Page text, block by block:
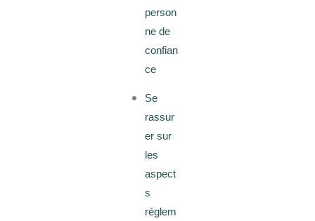
person
ne de
confian
ce
Se
rassur
er sur
les
aspect
s
réglem